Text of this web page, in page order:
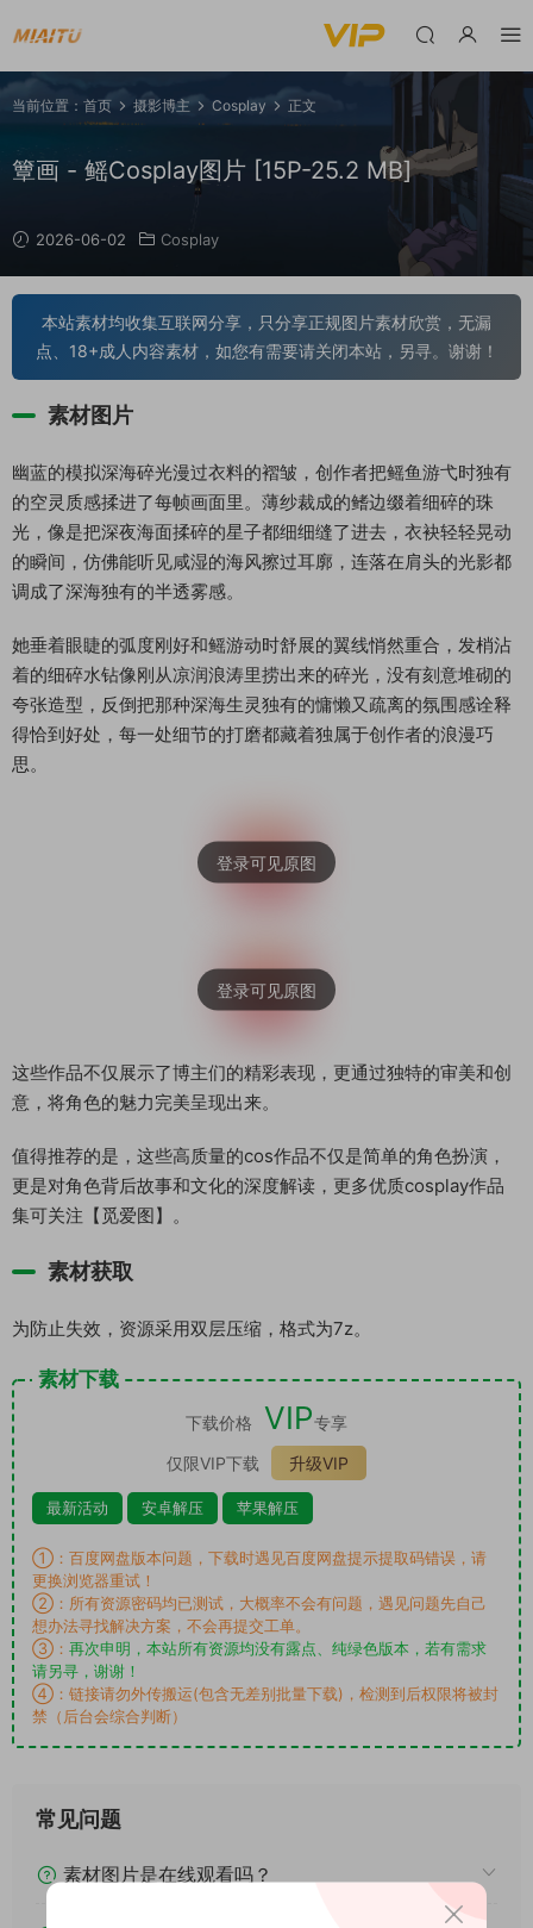
当前位置： 首页 摄影博主 Cosplay 正文
簟画 - 鳐Cosplay图片 [15P-25.2 MB]
2026-06-02 Cosplay
本站素材均收集互联网分享，只分享正规图片素材欣赏，无漏
点、18+成人内容素材，如您有需要请关闭本站，另寻。谢谢！
素材图片
幽蓝的模拟深海碎光漫过衣料的褶皱，创作者把鳐鱼游弋时独有
的空灵质感揉进了每帧画面里。薄纱裁成的鳍边缀着细碎的珠
光，像是把深夜海面揉碎的星子都细细缝了进去，衣袂轻轻晃动
的瞬间，仿佛能听见咸湿的海风擦过耳廓，连落在肩头的光影都
调成了深海独有的半透雾感。
她垂着眼睫的弧度刚好和鳐游动时舒展的翼线悄然重合，发梢沾
着的细碎水钻像刚从凉润浪涛里捞出来的碎光，没有刻意堆砌的
夸张造型，反倒把那种深海生灵独有的慵懒又疏离的氛围感诠释
得恰到好处，每一处细节的打磨都藏着独属于创作者的浪漫巧
思。
这些作品不仅展示了博主们的精彩表现，更通过独特的审美和创
意，将角色的魅力完美呈现出来。
值得推荐的是，这些高质量的cos作品不仅是简单的角色扮演，
更是对角色背后故事和文化的深度解读，更多优质cosplay作品
集可关注【觅爱图】。
素材获取
为防止失效，资源采用双层压缩，格式为7z。
素材下载
下载价格 VIP专享
仅限VIP下载
升级VIP
最新活动 安卓解压 苹果解压
①：百度网盘版本问题，下载时遇见百度网盘提示提取码错误，请
更换浏览器重试！
②：所有资源密码均已测试，大概率不会有问题，遇见问题先自己
想办法寻找解决方案，不会再提交工单。
③： 再次申明，本站所有资源均没有露点、纯绿色版本，若有需求
请另寻，谢谢！
④：链接请勿外传搬运(包含无差别批量下载)，检测到后权限将被封
禁（后台会综合判断）
常见问题
素材图片是在线观看吗？